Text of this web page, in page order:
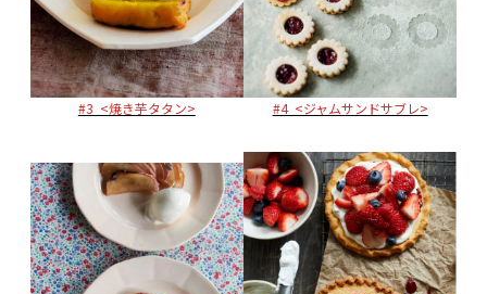
#3 <焼き芋タタン> #4 <ジャムサンドサブレ>